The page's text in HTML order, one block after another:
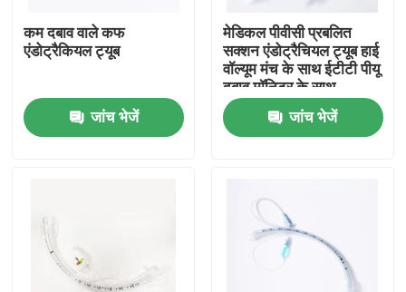
वीआर दिखाएँ
कम दबाव वाले कफ
एंडोट्रैकियल ट्यूब
जांच भेजें
मेडिकल पीवीसी प्रबलित
सक्शन एंडोट्रैचियल ट्यूब हाई
वॉल्यूम मंच के साथ ईटीटी पीयू
दबाव मॉनिटर के साथ
जांच भेजें